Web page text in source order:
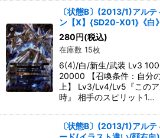
〔状態B〕(2013/1)アル
ン【X】{SD20-X01}《白》
280 円(税込)
在庫数 15枚
6(4)/白/新生/武装 Lv3
20000 【召喚条件：自分
上】 Lv3/Lv4/Lv5『この
時』 相手のスピリット1…
〔状態B〕(2013/1)アルテ